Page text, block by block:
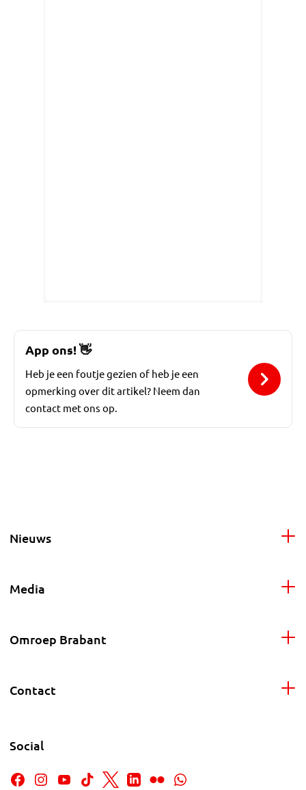
App ons!👋
Heb je een foutje gezien of heb je een
opmerking over dit artikel? Neem dan
contact met ons op.
Nieuws
Media
Omroep Brabant
Contact
Social